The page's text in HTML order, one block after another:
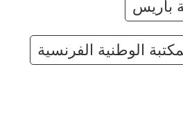
باريس
الوطنية الفرنسية